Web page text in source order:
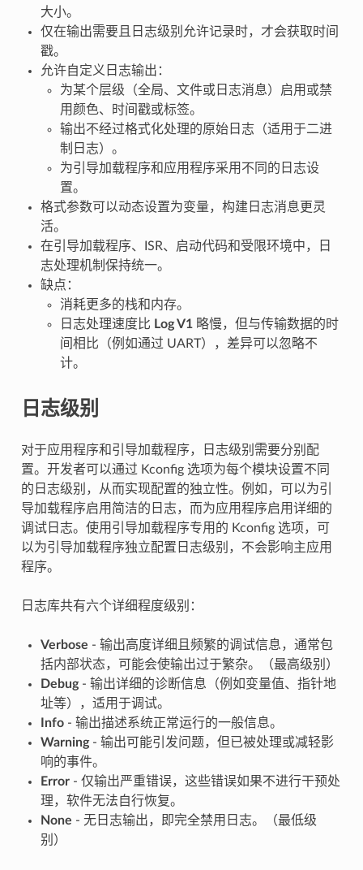
大小。
仅在输出需要且日志级别允许记录时，才会获取时间
戳。
允许自定义日志输出：
为某个层级（全局、文件或日志消息）启用或禁
用颜色、时间戳或标签。
输出不经过格式化处理的原始日志（适用于二进
制日志）。
为引导加载程序和应用程序采用不同的日志设
置。
格式参数可以动态设置为变量，构建日志消息更灵
活。
在引导加载程序、ISR、启动代码和受限环境中，日
志处理机制保持统一。
缺点：
消耗更多的栈和内存。
日志处理速度比 Log V1略慢，但与传输数据的时
间相比（例如通过 UART），差异可以忽略不
计。
日志级别
对于应用程序和引导加载程序，日志级别需要分别配
置。开发者可以通过 Kconfig 选项为每个模块设置不同
的日志级别，从而实现配置的独立性。例如，可以为引
导加载程序启用简洁的日志，而为应用程序启用详细的
调试日志。使用引导加载程序专用的 Kconfig 选项，可
以为引导加载程序独立配置日志级别，不会影响主应用
程序。
日志库共有六个详细程度级别：
Verbose - 输出高度详细且频繁的调试信息，通常包
括内部状态，可能会使输出过于繁杂。（最高级别）
Debug- 输出详细的诊断信息（例如变量值、指针地
址等），适用于调试。
Info- 输出描述系统正常运行的一般信息。
Warning- 输出可能引发问题，但已被处理或减轻影
响的事件。
Error- 仅输出严重错误，这些错误如果不进行干预处
理，软件无法自行恢复。
None - 无日志输出，即完全禁用日志。（最低级
别）